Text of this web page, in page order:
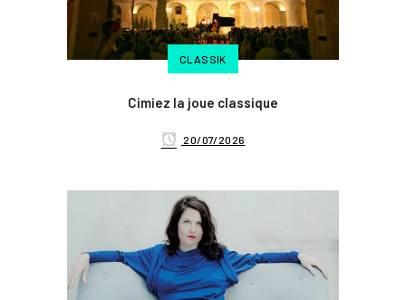
CLASSIK
Cimiez la joue classique
20/07/2026